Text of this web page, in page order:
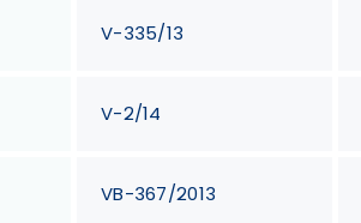
V-335/13
V-2/14
VB-367/2013